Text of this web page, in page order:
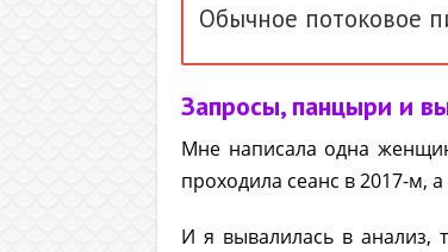
Обычное потоковое
Запросы, панцыри и
Мне написала одна
проходила сеанс в 2017-м,
И я вывалилась в анализ,